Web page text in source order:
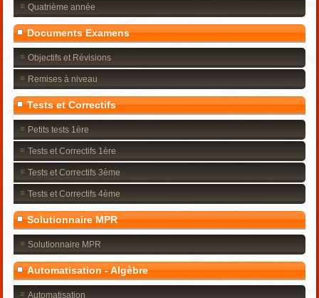
Quatrième année
Documents Examens
Objectifs et Révisions
Remises à niveau
Tests et Correctifs
Petits tests 1ère
Tests et Correctifs 1ère
Tests et Correctifs 3ème
Tests et Correctifs 4ème
Solutionnaire MPR
Solutionnaire MPR
Automatisation - Algèbre
Automatisation